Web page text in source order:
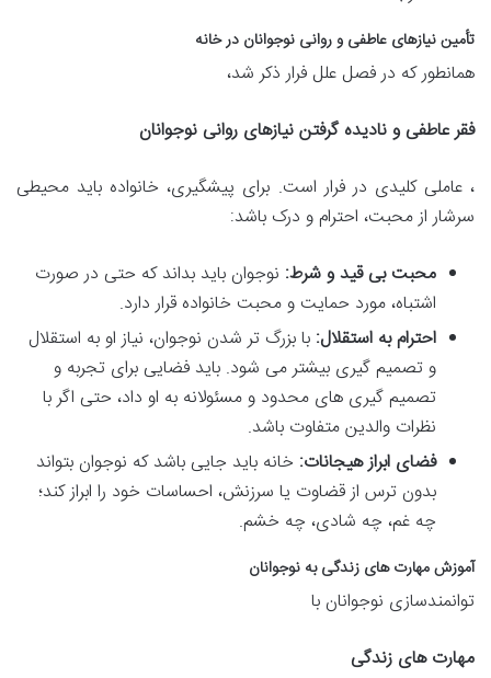
تأمین نیازهای عاطفی و روانی نوجوانان در خانه
همانطور که در فصل علل فرار ذکر شد،
فقر عاطفی و نادیده گرفتن نیازهای روانی نوجوانان
، عاملی کلیدی در فرار است. برای پیشگیری، خانواده باید محیطی
سرشار از محبت، احترام و درک باشد:
محبت بی قید و شرط: نوجوان باید بداند که حتی در صورت
اشتباه، مورد حمایت و محبت خانواده قرار دارد.
احترام به استقلال: با بزرگ تر شدن نوجوان، نیاز او به استقلال
و تصمیم گیری بیشتر می شود. باید فضایی برای تجربه و
تصمیم گیری های محدود و مسئولانه به او داد، حتی اگر با
نظرات والدین متفاوت باشد.
فضای ابراز هیجانات: خانه باید جایی باشد که نوجوان بتواند
بدون ترس از قضاوت یا سرزنش، احساسات خود را ابراز کند؛
چه غم، چه شادی، چه خشم.
آموزش مهارت های زندگی به نوجوانان
توانمندسازی نوجوانان با
مهارت های زندگی